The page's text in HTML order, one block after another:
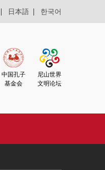
| 日本語 | 한국어
中国孔子
基金会
尼山世界
文明论坛